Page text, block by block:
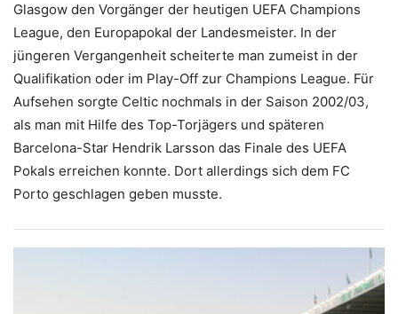
Glasgow den Vorgänger der heutigen UEFA Champions
League, den Europapokal der Landesmeister. In der
jüngeren Vergangenheit scheiterte man zumeist in der
Qualifikation oder im Play-Off zur Champions League. Für
Aufsehen sorgte Celtic nochmals in der Saison 2002/03,
als man mit Hilfe des Top-Torjägers und späteren
Barcelona-Star Hendrik Larsson das Finale des UEFA
Pokals erreichen konnte. Dort allerdings sich dem FC
Porto geschlagen geben musste.